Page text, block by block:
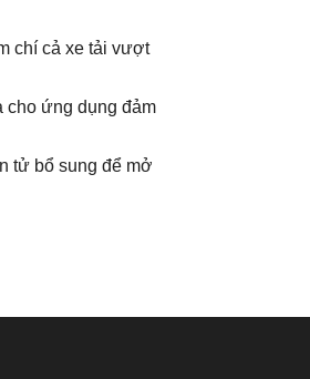
chí cả xe tải vượt
cho ứng dụng đảm
tử bổ sung để mở